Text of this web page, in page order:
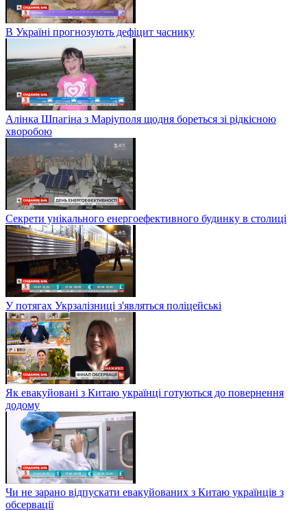
В Україні прогнозують дефіцит часнику
Алінка Шпагіна з Маріуполя щодня бореться зі рідкісною
хворобою
Секрети унікального енергоефективного будинку в столиці
У потягах Укрзалізниці з'являться поліцейські
Як евакуйовані з Китаю українці готуються до повернення
додому
Чи не зарано відпускати евакуйованих з Китаю українців з
обсервації